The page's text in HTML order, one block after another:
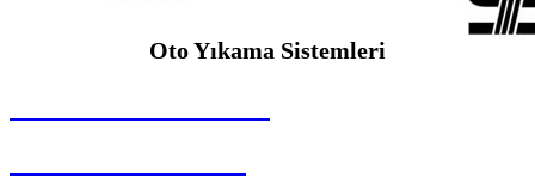
Oto Yıkama Sistemleri